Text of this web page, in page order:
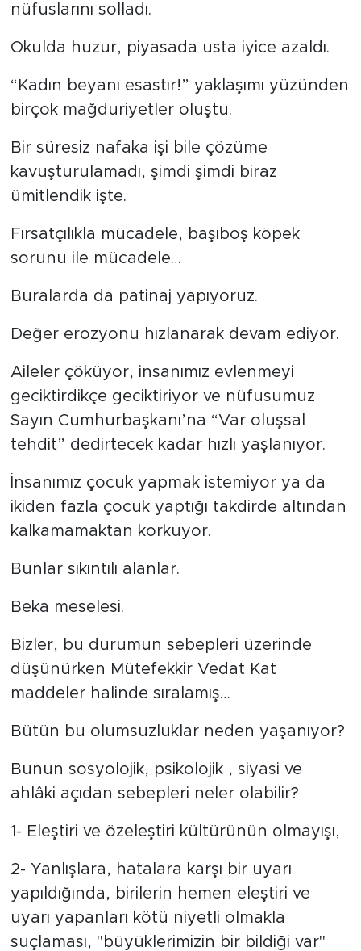
nüfuslarını solladı.
Okulda huzur, piyasada usta iyice azaldı.
“Kadın beyanı esastır!” yaklaşımı yüzünden
birçok mağduriyetler oluştu.
Bir süresiz nafaka işi bile çözüme
kavuşturulamadı, şimdi şimdi biraz
ümitlendik işte.
Fırsatçılıkla mücadele, başıboş köpek
sorunu ile mücadele…
Buralarda da patinaj yapıyoruz.
Değer erozyonu hızlanarak devam ediyor.
Aileler çöküyor, insanımız evlenmeyi
geciktirdikçe geciktiriyor ve nüfusumuz
Sayın Cumhurbaşkanı’na “Var oluşsal
tehdit” dedirtecek kadar hızlı yaşlanıyor.
İnsanımız çocuk yapmak istemiyor ya da
ikiden fazla çocuk yaptığı takdirde altından
kalkamamaktan korkuyor.
Bunlar sıkıntılı alanlar.
Beka meselesi.
Bizler, bu durumun sebepleri üzerinde
düşünürken Mütefekkir Vedat Kat
maddeler halinde sıralamış…
Bütün bu olumsuzluklar neden yaşanıyor?
Bunun sosyolojik, psikolojik , siyasi ve
ahlâki açıdan sebepleri neler olabilir?
1- Eleştiri ve özeleştiri kültürünün olmayışı,
2- Yanlışlara, hatalara karşı bir uyarı
yapıldığında, birilerin hemen eleştiri ve
uyarı yapanları kötü niyetli olmakla
suçlaması, "büyüklerimizin bir bildiği var"